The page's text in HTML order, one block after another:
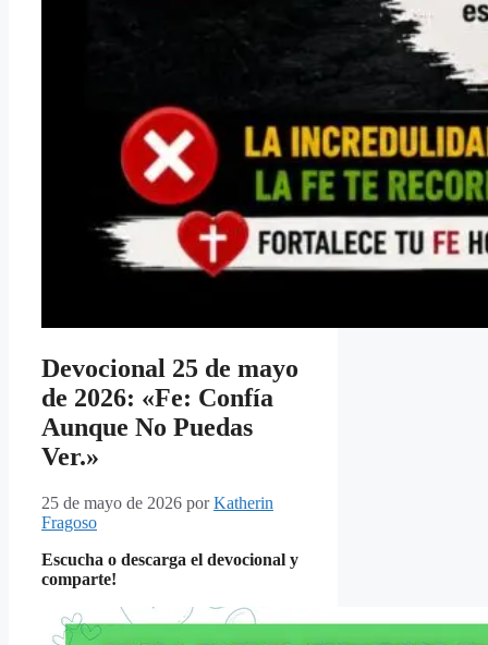
Devocional 25 de mayo
de 2026: «Fe: Confía
Aunque No Puedas
Ver.»
25 de mayo de 2026 porKatherin
Fragoso
Escucha o descarga el devocional y
comparte!